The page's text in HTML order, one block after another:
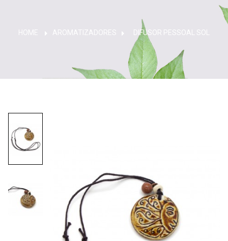
HOME AROMATIZADORES > DIFUSOR PESSOAL SOL